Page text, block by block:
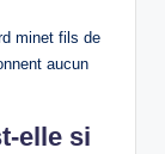
minet fils de
aucun
elle si